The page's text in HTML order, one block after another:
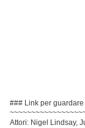
### Link per
Attori: Nigel Lindsay,